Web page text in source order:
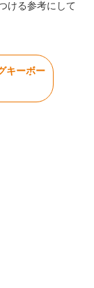
ける参考にして
キーボー